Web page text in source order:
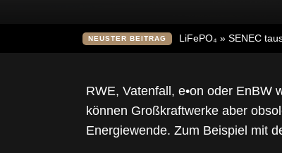
NEUSTER BEITRAG LiFePO₄ » SENEC
RWE, Vatenfall, e•on oder EnBW
können Großkraftwerke aber
Energiewende. Zum Beispiel mit